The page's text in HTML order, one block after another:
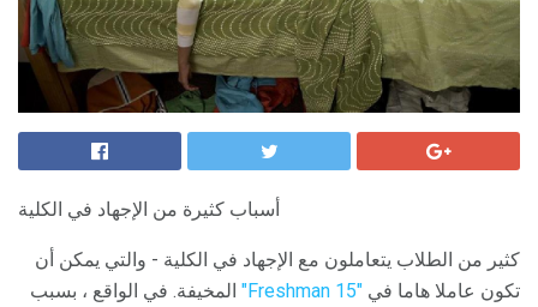
أسباب كثيرة من الإجهاد في الكلية
كثير من الطلاب يتعاملون مع الإجهاد في الكلية - والتي يمكن أن
تكون عاملا هاما في "Freshman 15"
المخيفة. في الواقع ، بسبب